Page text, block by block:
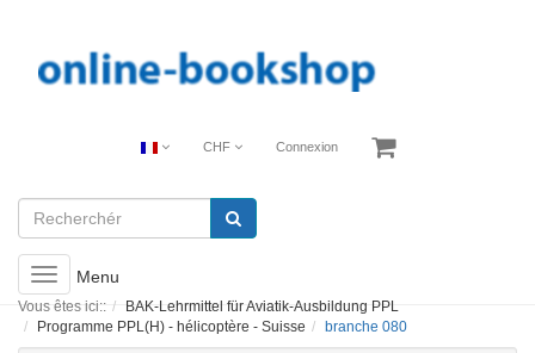
CHF Connexion
Toggle
navigation
Menu
Vous êtes ici::
BAK-Lehrmittel für Aviatik-Ausbildung PPL
Programme PPL(H) - hélicoptère - Suisse
branche 080